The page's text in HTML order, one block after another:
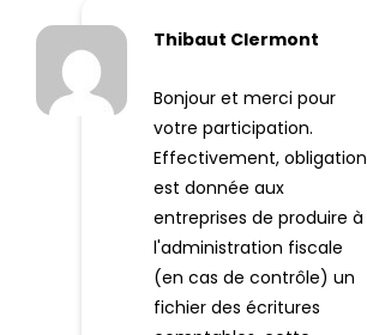
Thibaut Clermont
Bonjour et merci pour
votre participation.
Effectivement, obligation
est donnée aux
entreprises de produire à
l'administration fiscale
(en cas de contrôle) un
fichier des écritures